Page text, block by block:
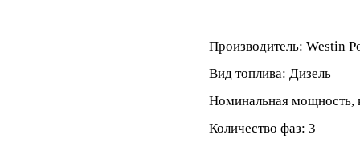
Производитель: Westin
Вид топлива: Дизель
Номинальная мощность,
Количество фаз: 3